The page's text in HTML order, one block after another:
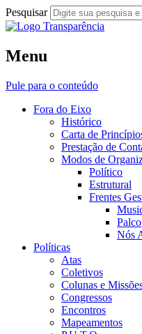
Pesquisar
Transparência
Fora do Eixo
Menu
Pule para o conteúdo
Fora do Eixo
Histórico
Carta de
Prestação de
Modos de
Político
Estrutural
Frentes
Palco
Nós
Políticas
Atas
Coletivos
Colunas e
Congressos
Encontros
Mapeamentos